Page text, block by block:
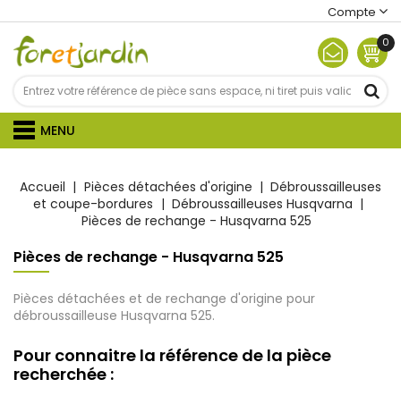
Compte
0
MENU
Accueil Pièces détachées d'origine
Débroussailleuses
et coupe-bordures
Débroussailleuses Husqvarna
Pièces de rechange - Husqvarna 525
Pièces de rechange - Husqvarna 525
Pièces détachées et de rechange d'origine pour
débroussailleuse Husqvarna 525.
Pour connaitre la référence de la pièce
recherchée :